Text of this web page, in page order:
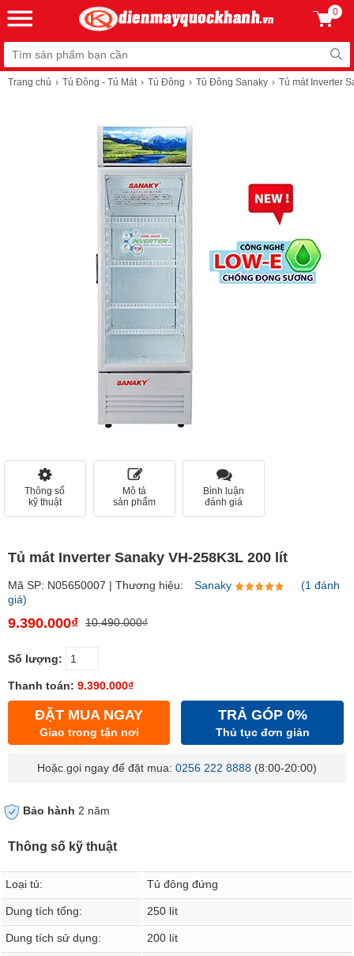
0
Trang chủ Tủ Đông - Tủ Mát Tủ Đông Tủ Đông Sanaky Tủ mát Inverter
Thông số
kỹ thuật
Mô tả
sản phẩm
Bình luận
đánh giá
Tủ mát Inverter Sanaky VH-258K3L 200 lít
Mã SP: N05650007 | Thương hiệu: Sanaky
(1 đánh
giá)
9.390.000₫ 10.490.000₫
Số lượng:
Thanh toán: 9.390.000₫
ĐẶT MUA NGAY
Giao trong tận nơi
TRẢ GÓP 0%
Thủ tục đơn giản
Hoặc gọi ngay để đặt mua: 0256 222 8888 (8:00-20:00)
Bảo hành 2 năm
Thông số kỹ thuật
Loại tủ: Tủ đông đứng
Dung tích tổng: 250 lít
Dung tích sử dụng: 200 lít